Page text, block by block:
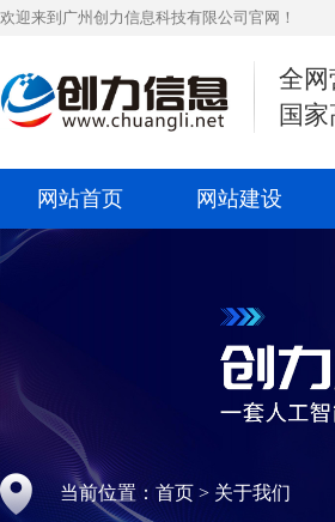
欢迎来到广州创力信息科技有限公司官网！
全网
国
网站首页 网站建设
当前位置： 首页 > 关于我们